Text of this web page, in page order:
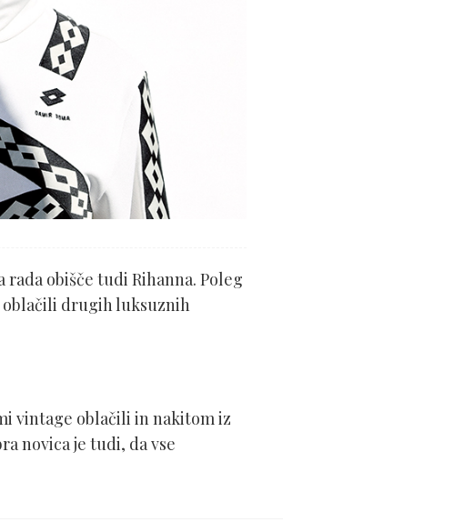
obišče tudi Rihanna. Poleg
oblačili drugih luksuznih
vintage oblačili in nakitom iz
novica je tudi, da vse